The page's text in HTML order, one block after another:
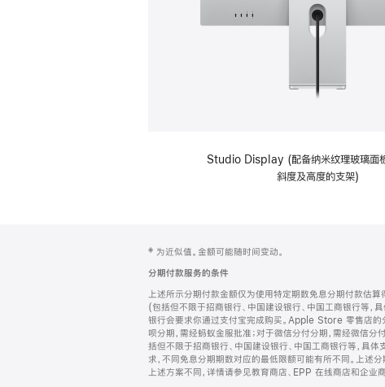
Studio Display (配备纳米纹理玻璃面
斜度及高度的支架)
页
脚
注
‡ 为近似值。金额可能随时间变动。
分期付款服务的条件
上述所示分期付款金额仅为使用特定期数免息分期付款估
(包括但不限于招商银行、中国建设银行、中国工商银行等
银行会要求你通过支付宝完成购买。Apple Store 零售店
呗分期，需经蚂蚁金服批准；对于微信分付分期，需经微信
括但不限于招商银行、中国建设银行、中国工商银行等，具
求，不同免息分期期数对应的最低限额可能有所不同。上
上述方案不同，详情请参见教育商店、EPP 在线商店和企